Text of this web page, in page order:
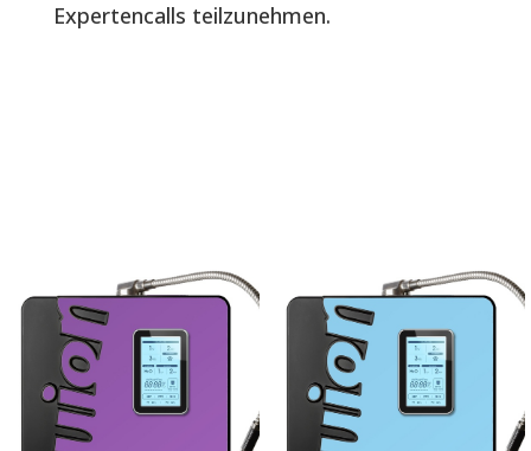
Expertencalls teilzunehmen.